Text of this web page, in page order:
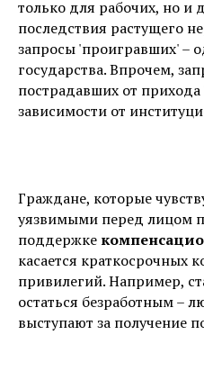
только для рабочих, но и
последствия растущего
запросы 'проигравших' –
государства. Впрочем,
пострадавших от прихода
зависимости от
Граждане, которые
уязвимыми перед лицом
поддержке
касается краткосрочных
привилегий. Например,
остаться безработным –
выступают за получение